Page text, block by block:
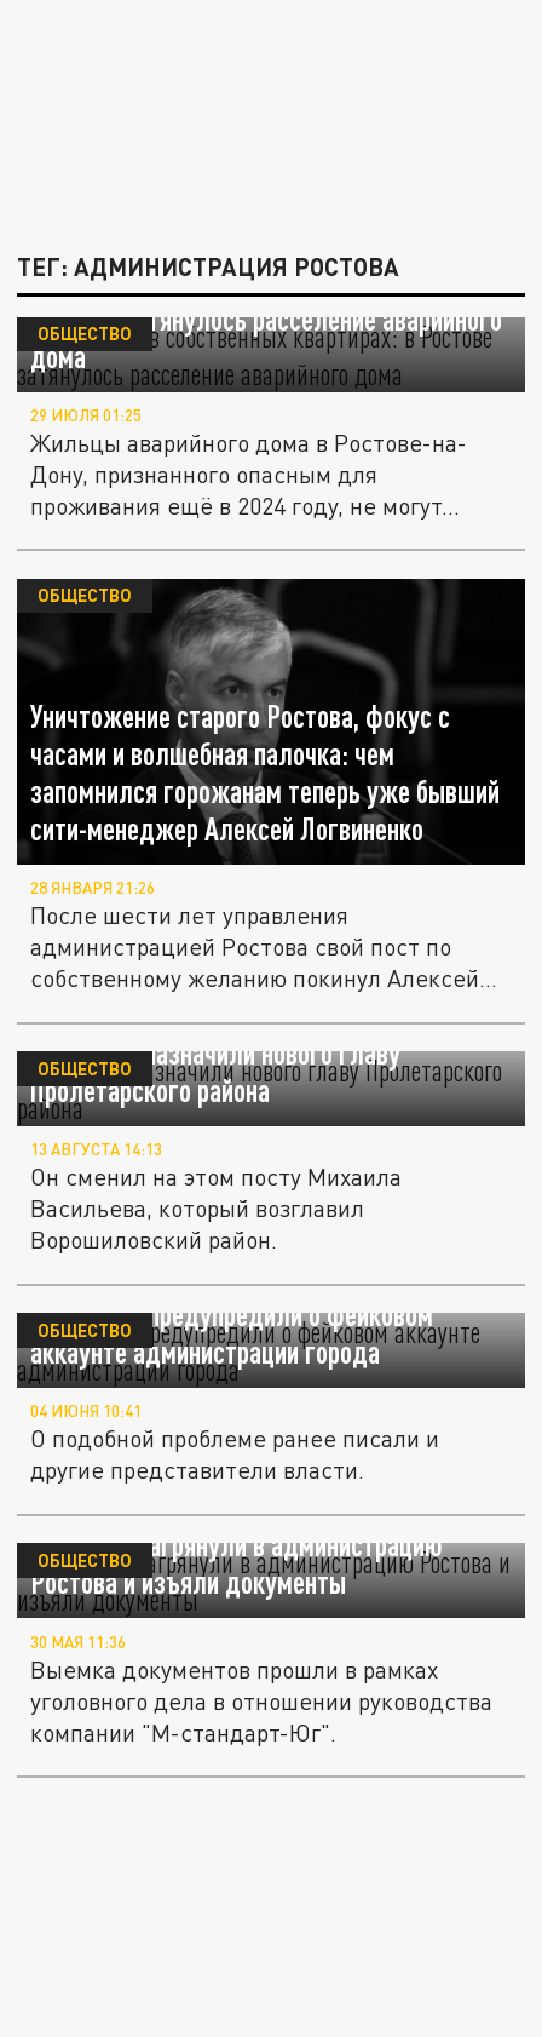
ТЕГ: АДМИНИСТРАЦИЯ РОСТОВА
Заложники в собственных квартирах: в
Ростове затянулось расселение аварийного
дома
ОБЩЕСТВО
29 ИЮЛЯ 01:25
Жильцы аварийного дома в Ростове-на-
Дону, признанного опасным для
проживания ещё в 2024 году, не могут...
Уничтожение старого Ростова, фокус с
часами и волшебная палочка: чем
запомнился горожанам теперь уже бывший
сити-менеджер Алексей Логвиненко
ОБЩЕСТВО
28 ЯНВАРЯ 21:26
После шести лет управления
администрацией Ростова свой пост по
собственному желанию покинул Алексей...
В Ростове назначили нового главу
Пролетарского района
ОБЩЕСТВО
13 АВГУСТА 14:13
Он сменил на этом посту Михаила
Васильева, который возглавил
Ворошиловский район.
Ростовчан предупредили о фейковом
аккаунте администрации города
ОБЩЕСТВО
04 ИЮНЯ 10:41
О подобной проблеме ранее писали и
другие представители власти.
Силовики нагрянули в администрацию
Ростова и изъяли документы
ОБЩЕСТВО
30 МАЯ 11:36
Выемка документов прошли в рамках
уголовного дела в отношении руководства
компании "М-стандарт-Юг".